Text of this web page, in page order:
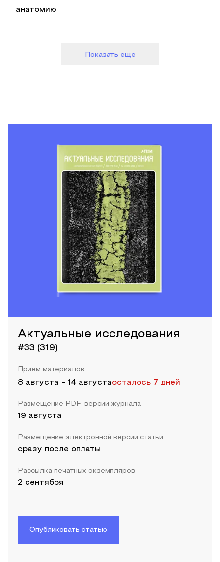
анатомию
Показать еще
Актуальные исследования
#33 (319)
Прием материалов
8 августа - 14 августаосталось 7 дней
Размещение PDF-версии журнала
19 августа
Размещение электронной версии статьи
сразу после оплаты
Рассылка печатных экземпляров
2 сентября
Опубликовать статью